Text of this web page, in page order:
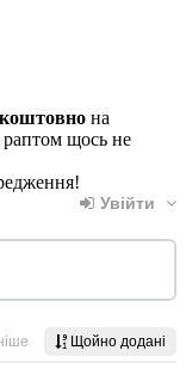
на
раптом щось не